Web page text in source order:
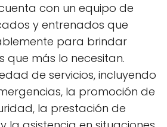
con un equipo de
y entrenados que
para brindar
que más lo necesitan.
de servicios, incluyendo
la promoción de
la prestación de